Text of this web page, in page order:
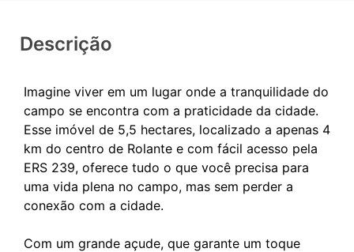
Descrição
Imagine viver em um lugar onde a tranquilidade do
campo se encontra com a praticidade da cidade.
Esse imóvel de 5,5 hectares, localizado a apenas 4
km do centro de Rolante e com fácil acesso pela
ERS 239, oferece tudo o que você precisa para
uma vida plena no campo, mas sem perder a
conexão com a cidade.
Com um grande açude, que garante um toque